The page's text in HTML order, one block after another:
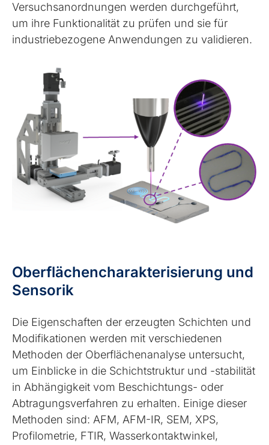
Versuchsanordnungen werden durchgeführt,
um ihre Funktionalität zu prüfen und sie für
industriebezogene Anwendungen zu validieren.
Oberflächencharakterisierung und
Sensorik
Die Eigenschaften der erzeugten Schichten und
Modifikationen werden mit verschiedenen
Methoden der Oberflächenanalyse untersucht,
um Einblicke in die Schichtstruktur und -stabilität
in Abhängigkeit vom Beschichtungs- oder
Abtragungsverfahren zu erhalten. Einige dieser
Methoden sind: AFM, AFM-IR, SEM, XPS,
Profilometrie, FTIR, Wasserkontaktwinkel,